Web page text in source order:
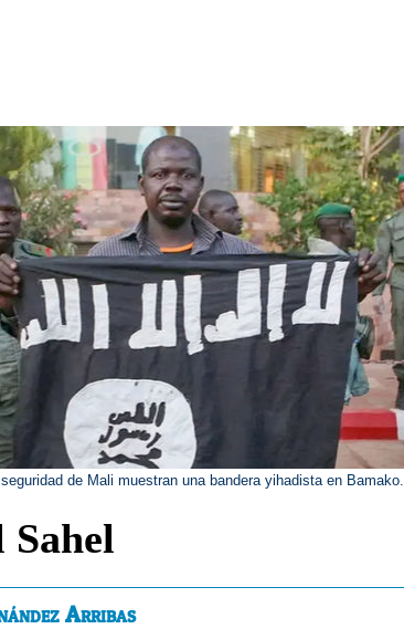
de Mali muestran una bandera yihadista en Bamako.
Sahel
Arribas